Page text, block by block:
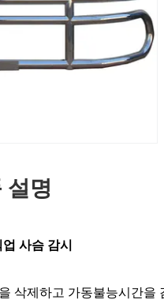
설명
사슴 감시
삭제하고 가동불능시간을